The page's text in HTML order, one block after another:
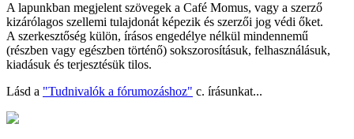
A lapunkban megjelent szövegek a Café Momus, vagy a szerző
kizárólagos szellemi tulajdonát képezik és szerzői jog védi őket.
A szerkesztőség külön, írásos engedélye nélkül mindennemű
(részben vagy egészben történő) sokszorosításuk, felhasználásuk,
kiadásuk és terjesztésük tilos.
Lásd a "Tudnivalók a fórumozáshoz" c. írásunkat...